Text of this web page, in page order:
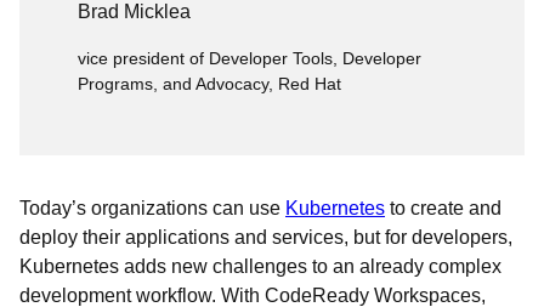
Brad Micklea
vice president of Developer Tools, Developer
Programs, and Advocacy, Red Hat
Today’s organizations can use Kubernetes to create and
deploy their applications and services, but for developers,
Kubernetes adds new challenges to an already complex
development workflow. With CodeReady Workspaces,